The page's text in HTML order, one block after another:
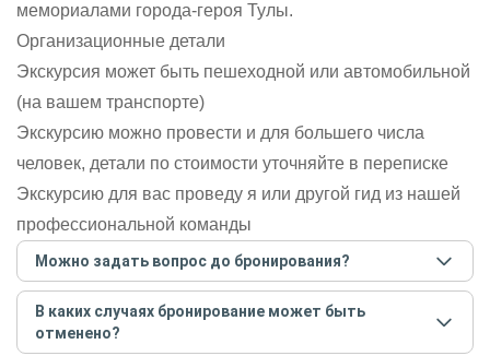
мемориалами города-героя Тулы.
Организационные детали
Экскурсия может быть пешеходной или автомобильной
(на вашем транспорте)
Экскурсию можно провести и для большего числа
человек, детали по стоимости уточняйте в переписке
Экскурсию для вас проведу я или другой гид из нашей
профессиональной команды
Можно задать вопрос до бронирования?
Достаточно перейти по ссылке «Задать вопрос» и
написать гиду. Платить при этом не нужно. Сначала
согласуйте с гидом интересующие вас вопросы и после
В каких случаях бронирование может быть
отменено?